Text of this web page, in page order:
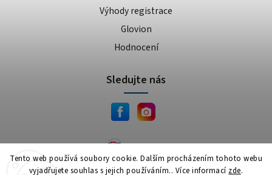
Tento web používá soubory cookie. Dalším procházením tohoto webu
vyjadřujete souhlas s jejich používáním.. Více informací zde.
Výhody registrace
Glovion
Hodnocení
Sledujte nás
JEMA.sk